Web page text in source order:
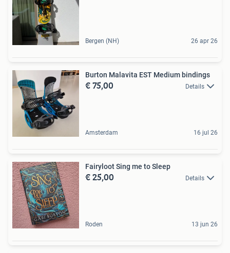
Bergen (NH) 26 apr 26
Burton Malavita EST Medium bindings
€ 75,00 Details
Amsterdam 16 jul 26
Fairyloot Sing me to Sleep
€ 25,00 Details
Roden 13 jun 26